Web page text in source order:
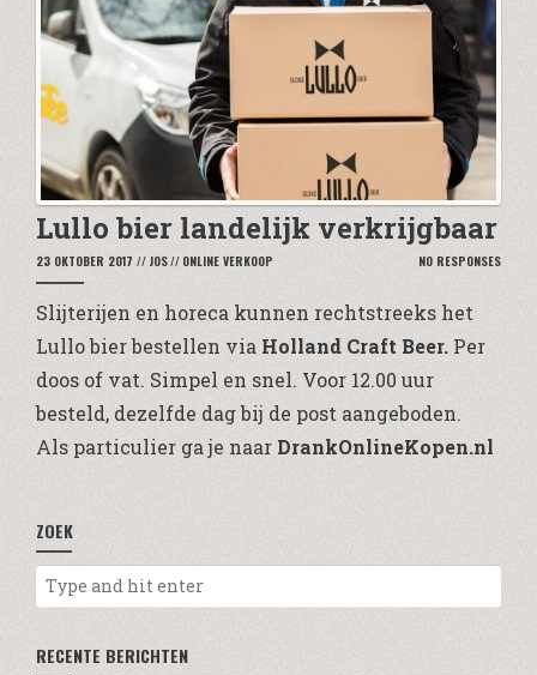
Lullo bier landelijk verkrijgbaar
23 OKTOBER 2017 // JOS// ONLINE VERKOOP NO RESPONSES
Slijterijen en horeca kunnen rechtstreeks het
Lullo bier bestellen via Holland Craft Beer. Per
doos of vat. Simpel en snel. Voor 12.00 uur
besteld, dezelfde dag bij de post aangeboden.
Als particulier ga je naar DrankOnlineKopen.nl
ZOEK
RECENTE BERICHTEN